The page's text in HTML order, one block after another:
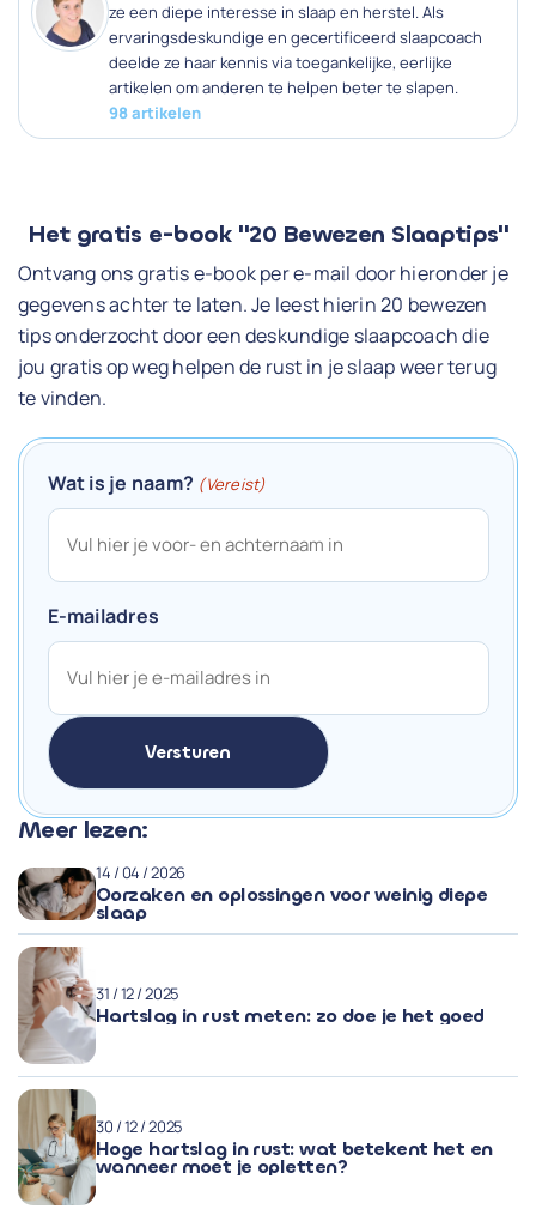
ze een diepe interesse in slaap en herstel. Als
ervaringsdeskundige en gecertificeerd slaapcoach
deelde ze haar kennis via toegankelijke, eerlijke
artikelen om anderen te helpen beter te slapen.
98 artikelen
Meer lezen:
14 / 04 / 2026
Oorzaken en oplossingen voor weinig diepe
slaap
31 / 12 / 2025
Hartslag in rust meten: zo doe je het goed
30 / 12 / 2025
Hoge hartslag in rust: wat betekent het en
wanneer moet je opletten?
Het gratis e-book "20 Bewezen Slaaptips"
Ontvang ons gratis e-book per e-mail door hieronder je
gegevens achter te laten. Je leest hierin 20 bewezen
tips onderzocht door een deskundige slaapcoach die
jou gratis op weg helpen de rust in je slaap weer terug
te vinden.
Wat is je naam? (Vereist)
E-mailadres